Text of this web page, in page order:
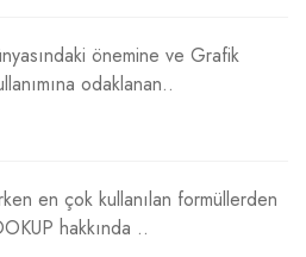
önemine ve Grafik
odaklanan..
en çok kullanılan formüllerden
hakkında ..